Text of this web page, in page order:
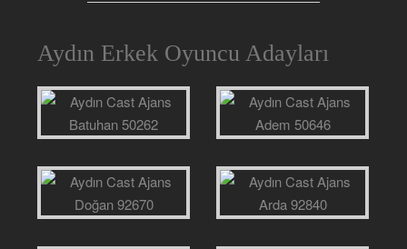
Aydın Erkek Oyuncu Adayları